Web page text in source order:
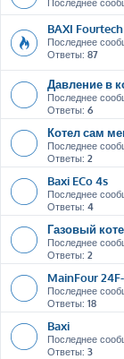
Последнее
BAXI
Последнее
Ответы: 87
Давление в
Последнее
Ответы: 6
Котел сам
Последнее
Ответы: 2
Baxi ECo 4s
Последнее
Ответы: 4
Газовый
Последнее
Ответы: 2
MainFour
Последнее
Ответы: 18
Baxi
Последнее
Ответы: 3